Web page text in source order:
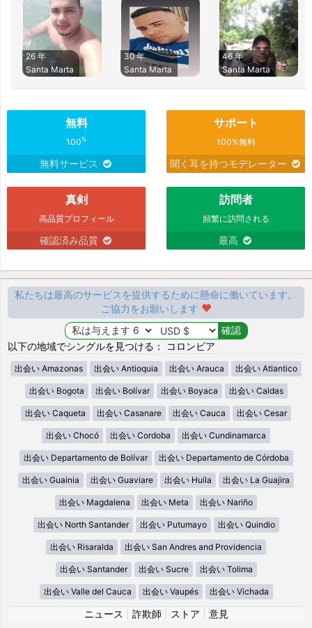
26 年
Santa Marta
30 年
Santa Marta
46 年
Santa Marta
無料
100%
無料サービス
サポート
100%無料
聞く耳を持つモデレーター
真剣
高品質プロフィール
確認済み品質
訪問者
頻繁に訪問される
最高
私たちは最高のサービスを提供するために懸命に働いています。
ご協力をお願いします
以下の地域でシングルを見つける： コロンビア
出会い Amazonas 出会い Antioquia 出会い Arauca 出会い Atlantico
出会い Bogota 出会い Bolívar 出会い Boyaca 出会い Caldas
出会い Caqueta 出会い Casanare 出会い Cauca 出会い Cesar
出会い Chocó 出会い Cordoba 出会い Cundinamarca
出会い Departamento de Bolívar 出会い Departamento de Córdoba
出会い Guainia 出会い Guaviare 出会い Huila 出会い La Guajira
出会い Magdalena 出会い Meta 出会い Nariño
出会い North Santander 出会い Putumayo 出会い Quindio
出会い Risaralda 出会い San Andres and Providencia
出会い Santander 出会い Sucre 出会い Tolima
出会い Valle del Cauca 出会い Vaupés 出会い Vichada
ニュース 詐欺師 ストア
意見